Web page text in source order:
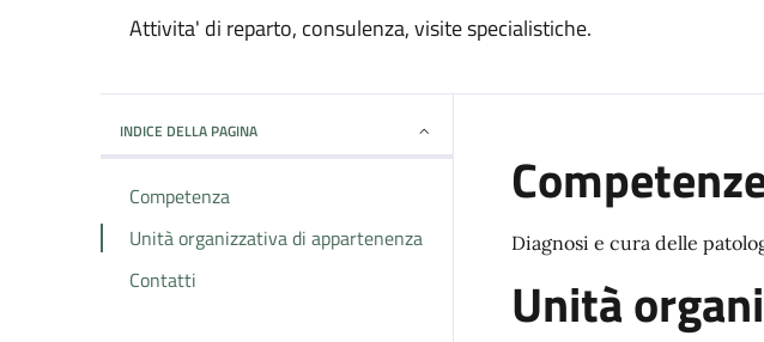
Dettagli della persona
Attivita' di reparto, consulenza, visite specialistiche.
INDICE DELLA PAGINA
Competenza
Unità organizzativa di appartenenza
Contatti
Diagnosi e cura delle
Unità